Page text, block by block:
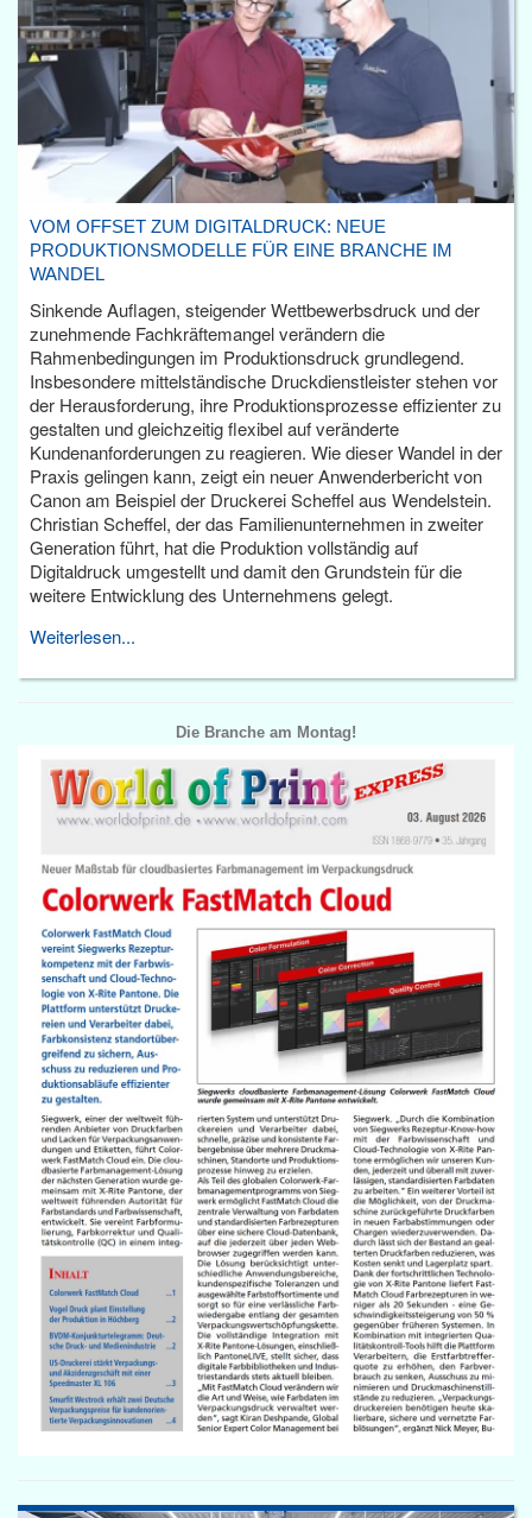
VOM OFFSET ZUM DIGITALDRUCK: NEUE
PRODUKTIONSMODELLE FÜR EINE BRANCHE IM
WANDEL
Sinkende Auflagen, steigender Wettbewerbsdruck und der
zunehmende Fachkräftemangel verändern die
Rahmenbedingungen im Produktionsdruck grundlegend.
Insbesondere mittelständische Druckdienstleister stehen vor
der Herausforderung, ihre Produktionsprozesse effizienter zu
gestalten und gleichzeitig flexibel auf veränderte
Kundenanforderungen zu reagieren. Wie dieser Wandel in der
Praxis gelingen kann, zeigt ein neuer Anwenderbericht von
Canon am Beispiel der Druckerei Scheffel aus Wendelstein.
Christian Scheffel, der das Familienunternehmen in zweiter
Generation führt, hat die Produktion vollständig auf
Digitaldruck umgestellt und damit den Grundstein für die
weitere Entwicklung des Unternehmens gelegt.
Weiterlesen...
Die Branche am Montag!